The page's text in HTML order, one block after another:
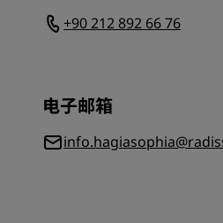
+90 212 892 66 76
电子邮箱